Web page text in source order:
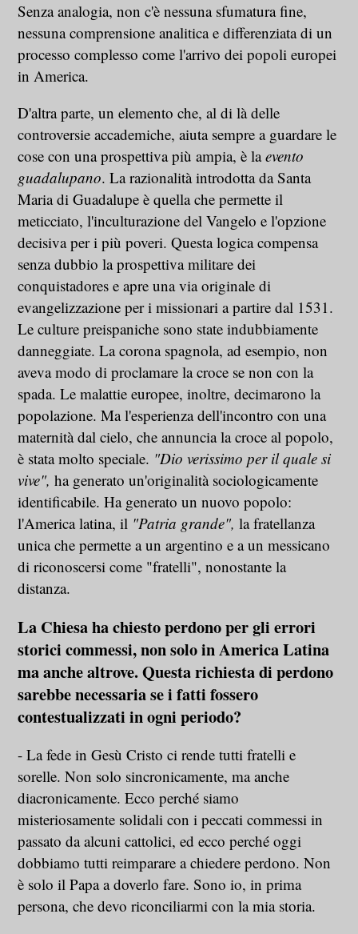
Senza analogia, non c'è nessuna sfumatura fine,
nessuna comprensione analitica e differenziata di un
processo complesso come l'arrivo dei popoli europei
in America.
D'altra parte, un elemento che, al di là delle
controversie accademiche, aiuta sempre a guardare le
cose con una prospettiva più ampia, è laevento
guadalupano. La razionalità introdotta da Santa
Maria di Guadalupe è quella che permette il
meticciato, l'inculturazione del Vangelo e l'opzione
decisiva per i più poveri. Questa logica compensa
senza dubbio la prospettiva militare dei
conquistadores e apre una via originale di
evangelizzazione per i missionari a partire dal 1531.
Le culture preispaniche sono state indubbiamente
danneggiate. La corona spagnola, ad esempio, non
aveva modo di proclamare la croce se non con la
spada. Le malattie europee, inoltre, decimarono la
popolazione. Ma l'esperienza dell'incontro con una
maternità dal cielo, che annuncia la croce al popolo,
è stata molto speciale. "Dio verissimo per il quale si
vive", ha generato un'originalità sociologicamente
identificabile. Ha generato un nuovo popolo:
l'America latina, il "Patria grande", la fratellanza
unica che permette a un argentino e a un messicano
di riconoscersi come "fratelli", nonostante la
distanza.
La Chiesa ha chiesto perdono per gli errori
storici commessi, non solo in America Latina
ma anche altrove. Questa richiesta di perdono
sarebbe necessaria se i fatti fossero
contestualizzati in ogni periodo?
- La fede in Gesù Cristo ci rende tutti fratelli e
sorelle. Non solo sincronicamente, ma anche
diacronicamente. Ecco perché siamo
misteriosamente solidali con i peccati commessi in
passato da alcuni cattolici, ed ecco perché oggi
dobbiamo tutti reimparare a chiedere perdono. Non
è solo il Papa a doverlo fare. Sono io, in prima
persona, che devo riconciliarmi con la mia storia.